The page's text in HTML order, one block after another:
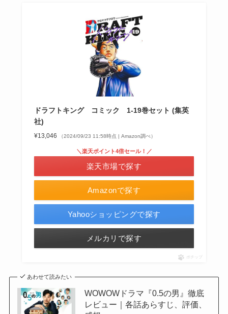
ドラフトキング コミック 1-19巻セット (集英
社)
¥13,046 （2024/09/23 11:58時点 | Amazon調べ）
Amazonで探す
＼楽天ポイント4倍セール！／
楽天市場で探す
Yahooショッピングで探す
メルカリで探す
ポチップ
あわせて読みたい
WOWOWドラマ『0.5の男』徹底
レビュー｜各話あらすじ、評価、